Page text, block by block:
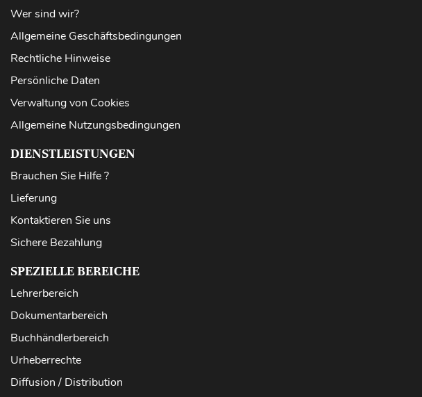
Wer sind wir?
Allgemeine Geschäftsbedingungen
Rechtliche Hinweise
Persönliche Daten
Verwaltung von Cookies
Allgemeine Nutzungsbedingungen
DIENSTLEISTUNGEN
Brauchen Sie Hilfe ?
Lieferung
Kontaktieren Sie uns
Sichere Bezahlung
SPEZIELLE BEREICHE
Lehrerbereich
Dokumentarbereich
Buchhändlerbereich
Urheberrechte
Diffusion / Distribution